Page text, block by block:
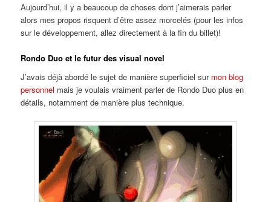
Aujourd’hui, il y a beaucoup de choses dont j’aimerais parler
alors mes propos risquent d’être assez morcelés (pour les infos
sur le développement, allez directement à la fin du billet)!
Rondo Duo et le futur des visual novel
J’avais déjà abordé le sujet de manière superficiel sur mon blog
personnel mais je voulais vraiment parler de Rondo Duo plus en
détails, notamment de manière plus technique.